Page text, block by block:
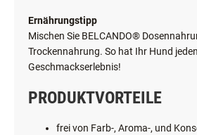
Ernährungstipp
Mischen Sie BELCANDO®
Trockennahrung. So hat Ihr Hund
Geschmackserlebnis!
PRODUKTVORTEILE
frei von Farb-, Aroma-, und